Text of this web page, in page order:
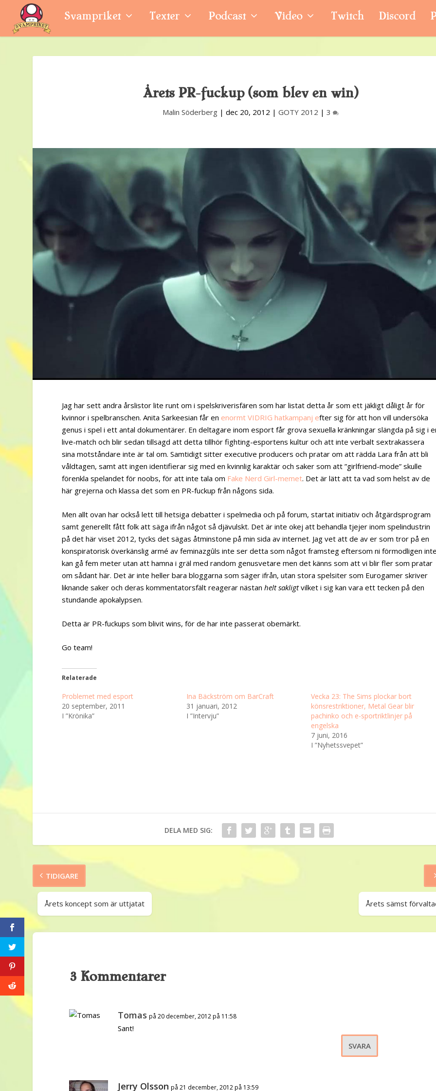
Svampriket Texter Podcast Video Twitch Discord
Årets PR-fuckup (som blev en win)
Malin Söderberg| dec 20, 2012 | GOTY 2012 | 3
Jag har sett andra årslistor lite runt om i spelskriverisfären som har listat detta år som ett jäkligt dåligt år för
kvinnor i spelbranschen. Anita Sarkeesian får en enormt VIDRIG hatkampanj efter sig för att hon vill undersöka
genus i spel i ett antal dokumentärer. En deltagare inom esport får grova sexuella kränkningar slängda på sig i
live-match och blir sedan tillsagd att detta tillhör fighting-esportens kultur och att inte verbalt sextrakassera
sina motståndare inte är tal om. Samtidigt sitter executive producers och pratar om att rädda Lara från att bli
våldtagen, samt att ingen identifierar sig med en kvinnlig karaktär och saker som att ”girlfriend-mode” skulle
förenkla spelandet för noobs, för att inte tala om Fake Nerd Girl-memet. Det är lätt att ta vad som helst av de
här grejerna och klassa det som en PR-fuckup från någons sida.
Men allt ovan har också lett till hetsiga debatter i spelmedia och på forum, startat initiativ och åtgärdsprogram
samt generellt fått folk att säga ifrån något så djävulskt. Det är inte okej att behandla tjejer inom spelindustrin
på det här viset 2012, tycks det sägas åtminstone på min sida av internet. Jag vet att de av er som tror på en
konspiratorisk överkänslig armé av feminazgûls inte ser detta som något framsteg eftersom ni förmodligen
kan gå fem meter utan att hamna i gräl med random genusvetare men det känns som att vi blir fler som pratar
om sådant här. Det är inte heller bara bloggarna som säger ifrån, utan stora spelsiter som Eurogamer skriver
liknande saker och deras kommentatorsfält reagerar nästan helt sakligtvilket i sig kan vara ett tecken på den
stundande apokalypsen.
Detta är PR-fuckups som blivit wins, för de har inte passerat obemärkt.
Go team!
Relaterade
Problemet med esport
20 september, 2011
I ”Krönika”
Ina Bäckström om BarCraft
31 januari, 2012
I ”Intervju”
Vecka 23: The Sims plockar bort
könsrestriktioner, Metal Gear blir
pachinko och e-sportriktlinjer på
engelska
7 juni, 2016
I ”Nyhetssvepet”
DELA MED SIG:
TIDIGARE
Årets koncept som är uttjatat Årets sämst
3 Kommentarer
Tomas på 20 december, 2012 på 11:58
Sant!
SVARA
Jerry Olsson på 21 december, 2012 på 13:59